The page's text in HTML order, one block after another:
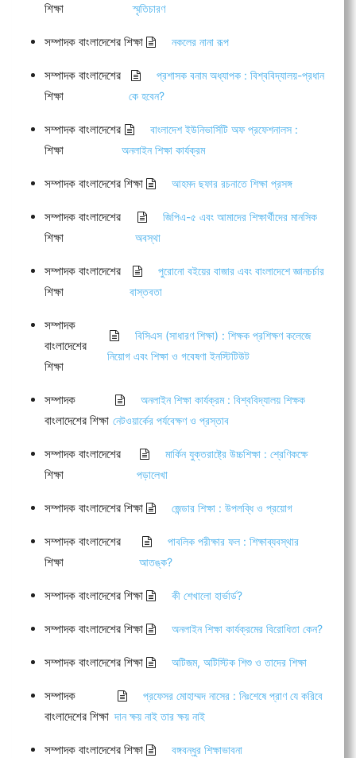
শিক্ষা
স্মৃতিচারণ
সম্পাদক বাংলাদেশের শিক্ষা নকলের নানা রূপ
সম্পাদক বাংলাদেশের
শিক্ষা
প্রশাসক বনাম অধ্যাপক : বিশ্ববিদ্যালয়-প্রধান
কে হবেন?
সম্পাদক বাংলাদেশের
শিক্ষা
বাংলাদেশ ইউনিভার্সিটি অফ প্রফেশনালস :
অনলাইন শিক্ষা কার্যক্রম
সম্পাদক বাংলাদেশের শিক্ষা আহমদ ছফার রচনাতে শিক্ষা প্রসঙ্গ
সম্পাদক বাংলাদেশের
শিক্ষা
জিপিএ-৫ এবং আমাদের শিক্ষার্থীদের মানসিক
অবস্থা
সম্পাদক বাংলাদেশের
শিক্ষা
পুরোনো বইয়ের বাজার এবং বাংলাদেশে জ্ঞানচর্চার
বাস্তবতা
সম্পাদক
বাংলাদেশের
শিক্ষা
বিসিএস (সাধারণ শিক্ষা) : শিক্ষক প্রশিক্ষণ কলেজে
নিয়োগ এবং শিক্ষা ও গবেষণা ইনস্টিটিউট
সম্পাদক
বাংলাদেশের শিক্ষা
অনলাইন শিক্ষা কার্যক্রম : বিশ্ববিদ্যালয় শিক্ষক
নেটওয়ার্কের পর্যবেক্ষণ ও প্রস্তাব
সম্পাদক বাংলাদেশের
শিক্ষা
মার্কিন যুক্তরাষ্ট্রে উচ্চশিক্ষা : শ্রেণিকক্ষে
পড়ালেখা
সম্পাদক বাংলাদেশের শিক্ষা জেন্ডার শিক্ষা : উপলব্ধি ও প্রয়োগ
সম্পাদক বাংলাদেশের
শিক্ষা
পাবলিক পরীক্ষার ফল : শিক্ষাব্যবস্থার
আতঙ্ক?
সম্পাদক বাংলাদেশের শিক্ষা কী শেখালো হার্ভার্ড?
সম্পাদক বাংলাদেশের শিক্ষা অনলাইন শিক্ষা কার্যক্রমের বিরোধিতা কেন?
সম্পাদক বাংলাদেশের শিক্ষা অটিজম, অটিস্টিক শিশু ও তাদের শিক্ষা
সম্পাদক
বাংলাদেশের শিক্ষা
প্রফেসর মোহাম্মদ নাসের : নিঃশেষে প্রাণ যে করিবে
দান ক্ষয় নাই তার ক্ষয় নাই
সম্পাদক বাংলাদেশের শিক্ষা বঙ্গবন্ধুর শিক্ষাভাবনা